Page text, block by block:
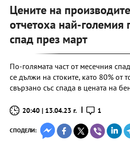
Цените на
отчетоха най-големия
спад през март
По-голямата част от месечния
се дължи на стоките, като 80% от
свързано със спада в цената на
20:40 | 13.04.23 г. 1
СПОДЕЛИ: